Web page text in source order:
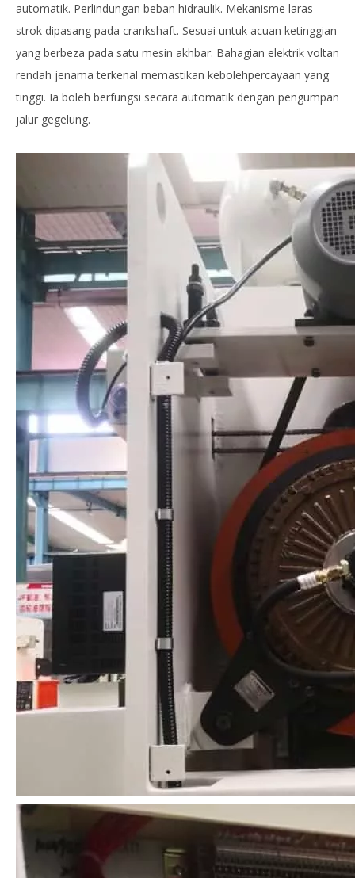
automatik. Perlindungan beban hidraulik. Mekanisme laras
strok dipasang pada crankshaft. Sesuai untuk acuan ketinggian
yang berbeza pada satu mesin akhbar. Bahagian elektrik voltan
rendah jenama terkenal memastikan kebolehpercayaan yang
tinggi. Ia boleh berfungsi secara automatik dengan pengumpan
jalur gegelung.